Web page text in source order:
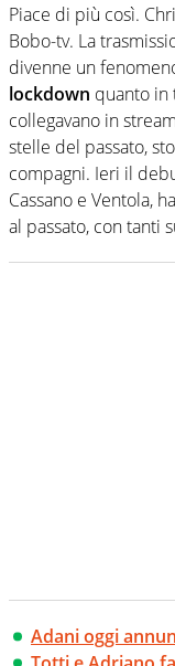
Piace di più così.
Bobo-tv. La
divenne un
lockdown quanto in
collegavano in
stelle del passato,
compagni. Ieri il
Cassano e Ventola,
al passato, con tanti
Adani oggi